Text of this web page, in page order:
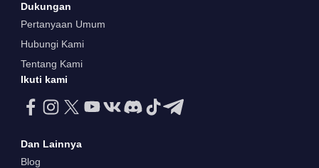
Dukungan
Pertanyaan Umum
Hubungi Kami
Tentang Kami
Ikuti kami
Dan Lainnya
Blog